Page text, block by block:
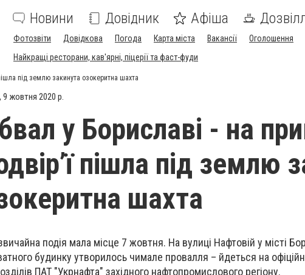
Новини Довідник Афіша
Фотозвіти Довідкова Погода Карта міста Вакансії Оголошення
Найкращі ресторани, кав'ярні, піцерії та фаст-фуди
під землю закинута озокеритна шахта
9 жовтня 2020 р.
у Бориславі - на
пішла під землю
шахта
подія мала місце 7 жовтня. На вулиці Нафтовій у місті
будинку утворилось чимале провалля – йдеться на
ПАТ "Укрнафта" західного нафтопромислового регіону.